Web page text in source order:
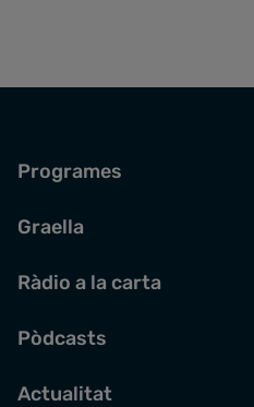
Programes
Graella
Ràdio a la carta
Pòdcasts
Actualitat